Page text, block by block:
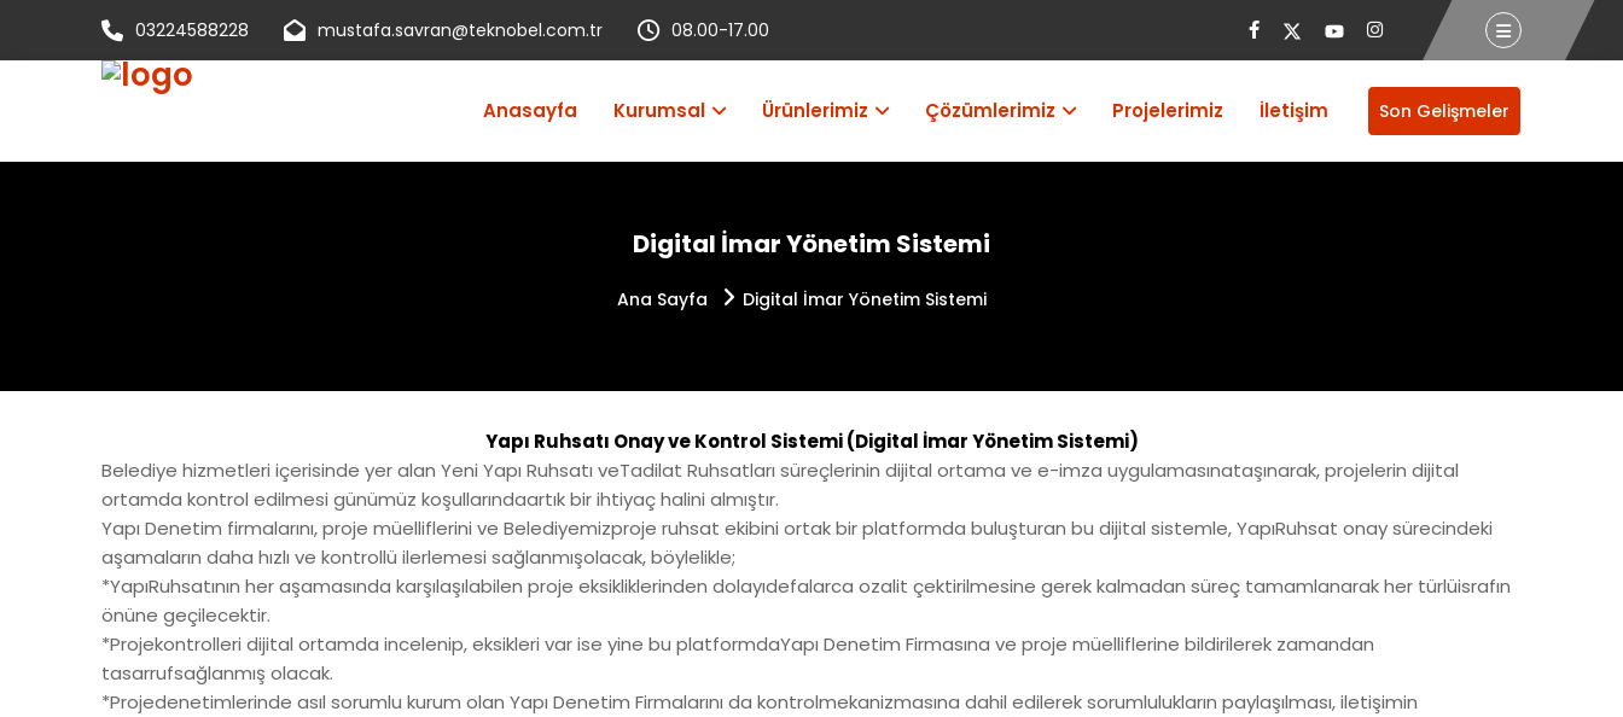
03224588228 mustafa.savran@teknobel.com.tr 08.00-17.00
Projelerimiz
03224588228
Anasayfa Kurumsal Ürünlerimiz Çözümlerimiz Projelerimiz İletişim Son Gelişmeler
Digital İmar Yönetim Sistemi
Ana Sayfa Digital İmar Yönetim Sistemi
Yapı Ruhsatı Onay ve Kontrol Sistemi (Digital İmar Yönetim Sistemi)
Belediye hizmetleri içerisinde yer alan Yeni Yapı Ruhsatı veTadilat Ruhsatları süreçlerinin dijital ortama ve e-imza uygulamasınataşınarak, projelerin dijital
ortamda kontrol edilmesi günümüz koşullarındaartık bir ihtiyaç halini almıştır.
Yapı Denetim firmalarını, proje müelliflerini ve Belediyemizproje ruhsat ekibini ortak bir platformda buluşturan bu dijital sistemle, YapıRuhsat onay sürecindeki
aşamaların daha hızlı ve kontrollü ilerlemesi sağlanmışolacak, böylelikle;
*YapıRuhsatının her aşamasında karşılaşılabilen proje eksikliklerinden dolayıdefalarca ozalit çektirilmesine gerek kalmadan süreç tamamlanarak her türlüisrafın
önüne geçilecektir.
*Projekontrolleri dijital ortamda incelenip, eksikleri var ise yine bu platformdaYapı Denetim Firmasına ve proje müelliflerine bildirilerek zamandan
tasarrufsağlanmış olacak.
*Projedenetimlerinde asıl sorumlu kurum olan Yapı Denetim Firmalarını da kontrolmekanizmasına dahil edilerek sorumlulukların paylaşılması, iletişimin